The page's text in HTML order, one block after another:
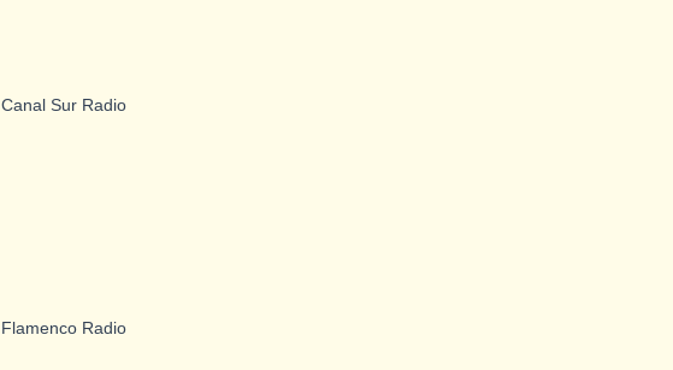
Canal Sur Radio
Flamenco Radio